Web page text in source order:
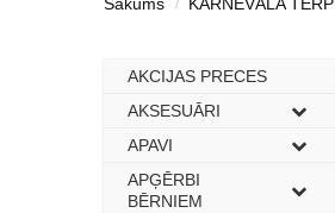
Sākums / KARNEVĀLA TĒRPI
AKCIJAS PRECES
–
AKSESUĀRI
–
APAVI
–
APĢĒRBI
BĒRNIEM
–